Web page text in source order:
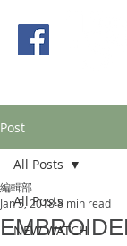
Post
All Posts
NEW WATCH
All Posts
編輯部
Jan 5, 20188 min read